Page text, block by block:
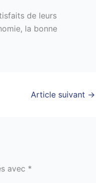
de leurs
la bonne
Article suivant →
avec *